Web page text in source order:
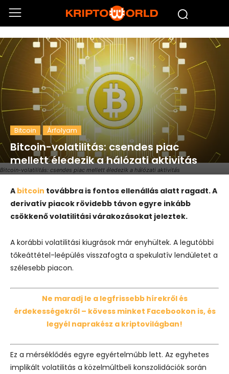
Bitcoin-volatilitás: csendes piac mellett éledezik a hálózati aktivitás
Bitcoin Árfolyam
Bitcoin-volatilitás: csendes piac
mellett éledezik a hálózati aktivitás
A bitcoin továbbra is fontos ellenállás alatt ragadt. A
derivatív piacok rövidebb távon egyre inkább
csökkenő volatilitási várakozásokat jeleztek.
A korábbi volatilitási kiugrások már enyhültek. A legutóbbi
tőkeáttétel-leépülés visszafogta a spekulatív lendületet a
szélesebb piacon.
Ne maradj le a legfrissebb hírekről és
érdekességekről – kövess minket Facebookon is, és
legyél naprakész a kriptovilágban!
Ez a mérséklődés egyre egyértelműbb lett. Az egyhetes
implikált volatilitás a közelmúltbeli konszolidációk során